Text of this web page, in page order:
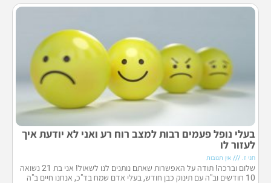
בעלי נופל פעמים רבות למצב רוח רע ואני לא יודעת איך
לעזור לו
חני ז. אין תגובות
שלום וברכה! תודה על האפשרות שאתם נותנים לנו לשאול! אני בת 21 נשואה
10 חודשים וב"ה עם תינוק כבן חודש, בעלי אדם שמח בד"כ, אנחנו חיים ב"ה